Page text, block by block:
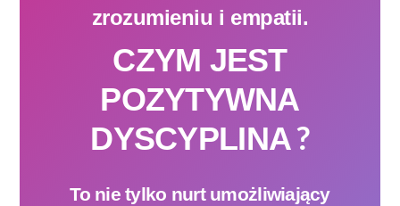
zrozumieniu i empatii.
CZYM JEST
POZYTYWNA
DYSCYPLINA?
To nie tylko nurtumożliwiający